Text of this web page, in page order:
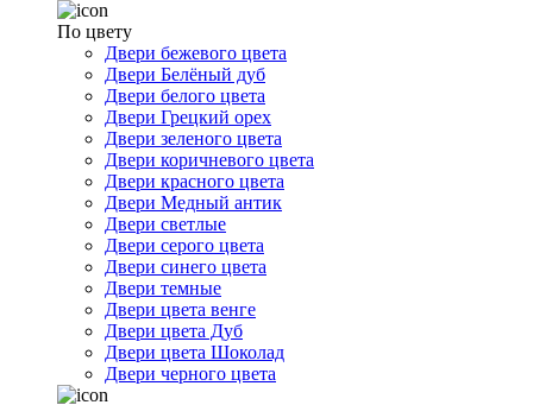
По цвету
Двери бежевого цвета
Двери Белёный дуб
Двери белого цвета
Двери Грецкий орех
Двери зеленого цвета
Двери коричневого цвета
Двери красного цвета
Двери Медный антик
Двери светлые
Двери серого цвета
Двери синего цвета
Двери темные
Двери цвета венге
Двери цвета Дуб
Двери цвета Шоколад
Двери черного цвета